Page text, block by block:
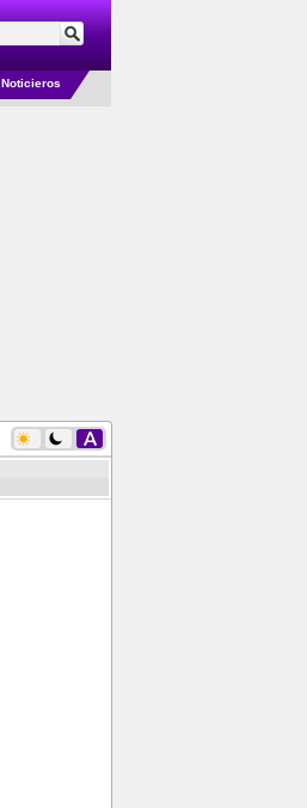
Noticieros